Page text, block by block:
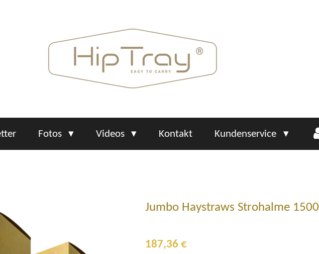
Fotos Videos Kontakt Kundenservice
Jumbo Haystraws Strohalme 1500
187,36 €